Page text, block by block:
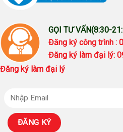
GỌI TƯ VẤN(8:30-
Đăng ký công trình :
Đăng ký làm đại lý:
Đăng ký làm đại lý